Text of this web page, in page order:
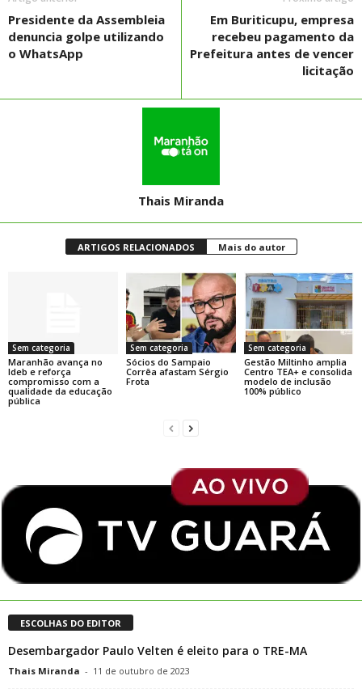
Presidente da Assembleia
denuncia golpe utilizando
o WhatsApp
Em Buriticupu, empresa
recebeu pagamento da
Prefeitura antes de vencer
licitação
Thais Miranda
ARTIGOS RELACIONADOS Mais do autor
Sem categoria
Maranhão avança no
Ideb e reforça
compromisso com a
qualidade da educação
pública
Sem categoria
Sócios do Sampaio
Corrêa afastam Sérgio
Frota
Sem categoria
Gestão Miltinho amplia
Centro TEA+ e consolida
modelo de inclusão
100% público
ESCOLHAS DO EDITOR
Desembargador Paulo Velten é eleito para o TRE-MA
Thais Miranda - 11 de outubro de 2023